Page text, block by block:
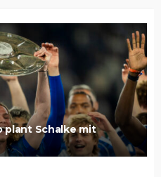
plant Schalke mit